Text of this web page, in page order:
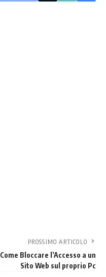
PROSSIMO ARTICOLO
Come Bloccare l’Accesso a un
Sito Web sul proprio Pc